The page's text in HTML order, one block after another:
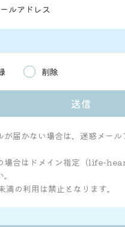
ルアドレス
削除
届かない場合は、迷惑メール
場合はドメイン指定（life-
の利用は禁止となります。